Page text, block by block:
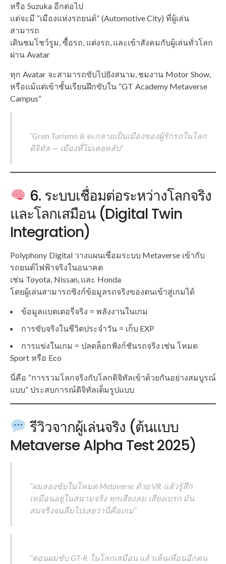
หรือ Suzuka อีกต่อไป
แต่จะมี “เมืองแห่งรถยนต์” (Automotive City) ที่ผู้เล่น
สามารถ
เดินชมโชว์รูม, ซื้อรถ, แต่งรถ, และเข้าสังคมกับผู้เล่นทั่วโลก
ผ่าน Avatar
ทุก Avatar จะสามารถขับไปยังสนาม, ชมงาน Motor Show,
หรือแม้แต่เข้าชั้นเรียนฝึกขับใน “GT Academy Metaverse
Campus”
“Gran Turismo 8 จะกลายเป็นเมืองของผู้รักรถในโลก
ดิจิทัล — เมืองที่ไม่เคยหลับ”
6. ระบบเชื่อมต่อระหว่างโลกจริง
และโลกเสมือน (Digital Twin
Integration)
Polyphony Digital วางแผนเชื่อมระบบ Metaverse เข้ากับ
รถยนต์ไฟฟ้าจริงในอนาคต
เช่น Toyota, Nissan, และ Honda
โดยผู้เล่นสามารถซิงก์ข้อมูลรถจริงของตนเข้าสู่เกมได้
ข้อมูลแบตเตอรี่จริง = พลังงานในเกม
การขับจริงในชีวิตประจำวัน = เก็บ EXP
การแข่งในเกม = ปลดล็อกฟังก์ชันรถจริง เช่น โหมด
Sport หรือ Eco
นี่คือ “การรวมโลกจริงกับโลกดิจิทัลเข้าด้วยกันอย่างสมบูรณ์
แบบ” ประสบการณ์ดิจิทัลเต็มรูปแบบ
รีวิวจากผู้เล่นจริง (ต้นแบบ
Metaverse Alpha Test 2025)
“ผมลองขับในโหมด Metaverse ด้วย VR แล้วรู้สึก
เหมือนอยู่ในสนามจริง ทุกเสียงลม เสียงเบรก มัน
สมจริงจนลืมไปเลยว่านี่คือเกม”
“ตอนผมขับ GT-R ในโลกเสมือน แล้วเห็นเพื่อนอีกคน